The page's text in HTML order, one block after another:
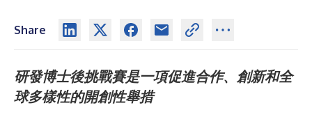
Share
研發博士後挑戰賽是一項促進合作、創新和全
球多樣性的開創性舉措